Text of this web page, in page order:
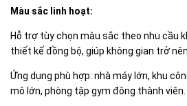
Màu sắc linh hoạt:
Hỗ trợ tùy chọn màu sắc theo nhu cầu
thiết kế đồng bộ, giúp không gian trở
Ứng dụng phù hợp: nhà máy lớn, khu
mô lớn, phòng tập gym đông thành viên.